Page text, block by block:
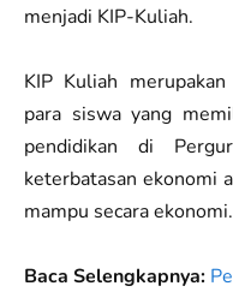
menjadi KIP-Kuliah.
KIP Kuliah
para siswa yang
pendidikan di
keterbatasan ekonomi
mampu secara ekonomi.
Baca Selengkapnya: